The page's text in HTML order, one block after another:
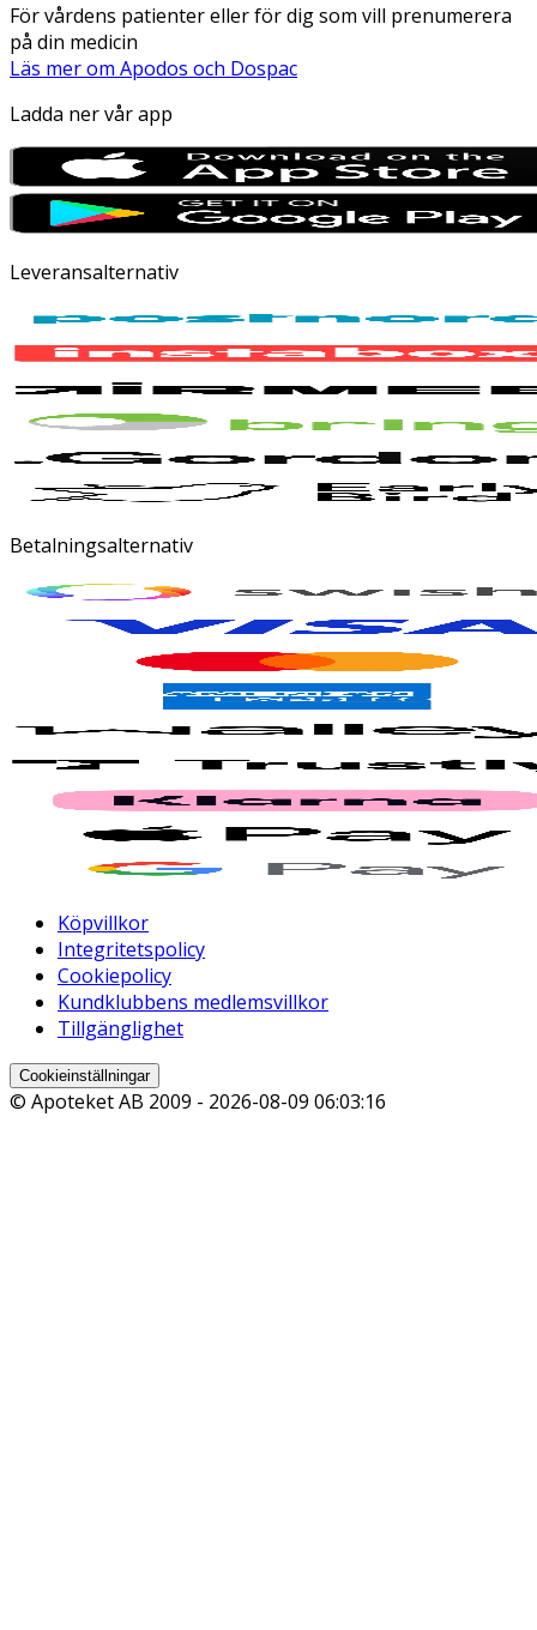
För vårdens patienter eller för dig som vill prenumerera
på din medicin
Läs mer om Apodos och Dospac
Ladda ner vår app
Leveransalternativ
Betalningsalternativ
Köpvillkor
Integritetspolicy
Cookiepolicy
Kundklubbens medlemsvillkor
Tillgänglighet
Cookieinställningar
© Apoteket AB 2009 - 2026-08-09 06:03:16